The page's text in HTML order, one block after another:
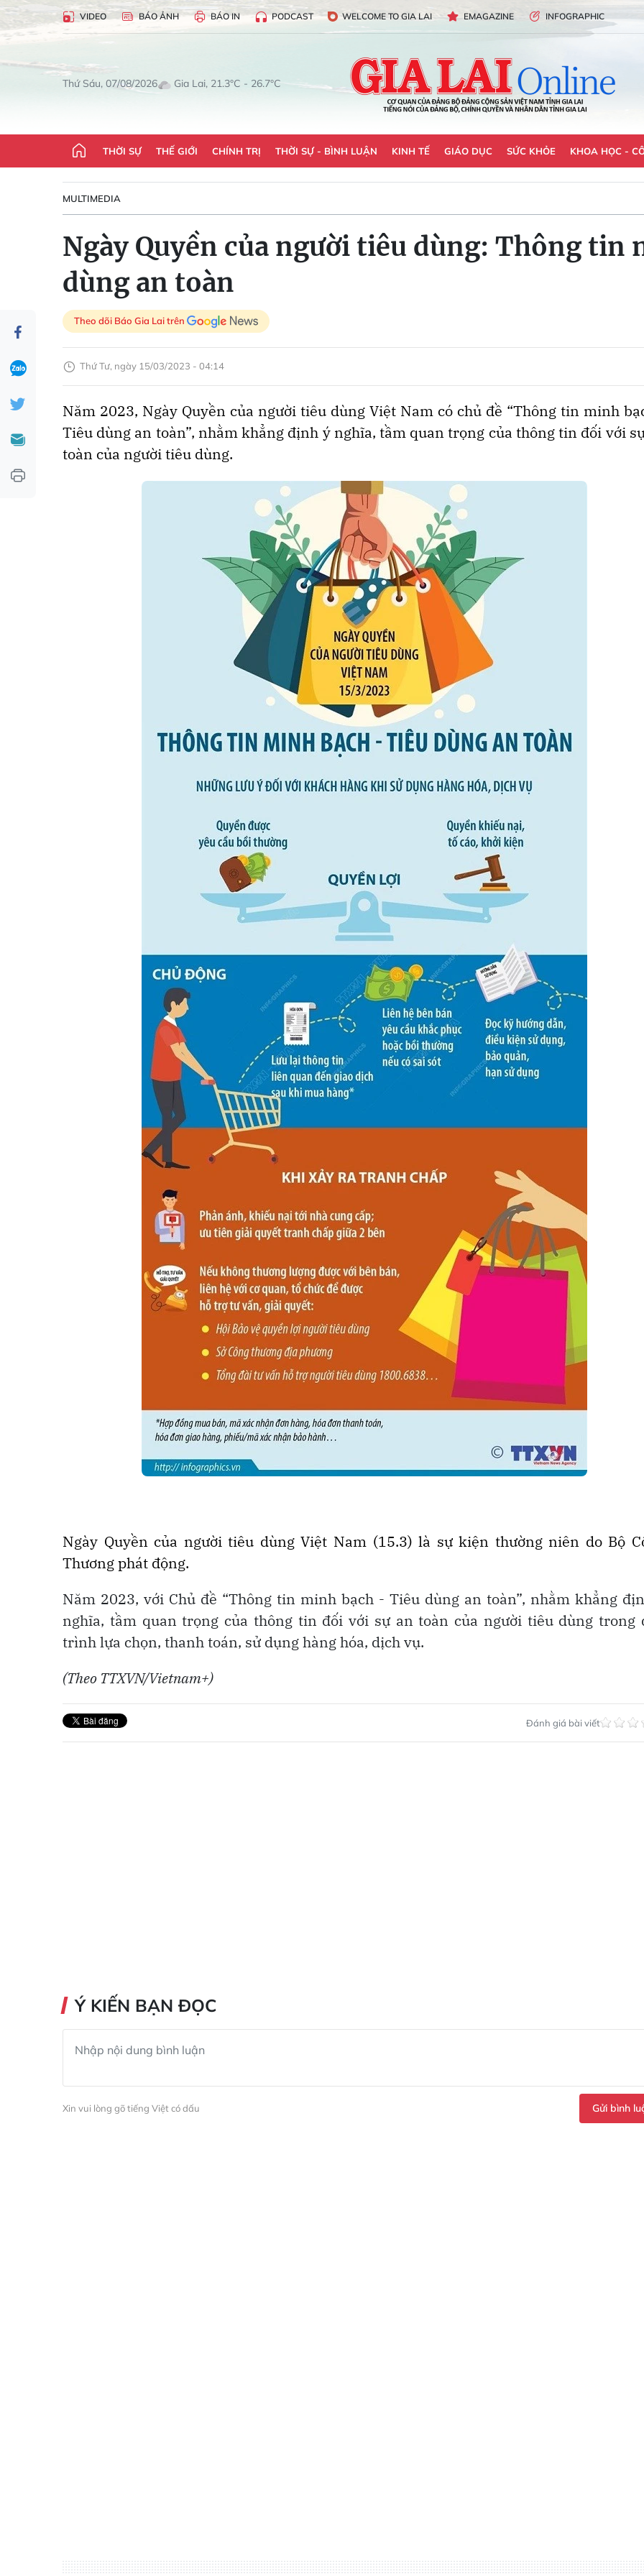
VIDEO BÁO ẢNH BÁO IN PODCAST WELCOME TO GIA LAI EMAGAZINE INFOGRAPHIC
Thứ Sáu, 07/08/2026 Gia Lai, 21.3°C - 26.7°C
THỜI SỰ THẾ GIỚI CHÍNH TRỊ THỜI SỰ - BÌNH LUẬN KINH TẾ GIÁO DỤC SỨC KHỎE KHOA HỌC -
MULTIMEDIA
Ngày Quyền của người tiêu dùng: Thông tin
dùng an toàn
Theo dõi Báo Gia Lai trên
Thứ Tư, ngày 15/03/2023 - 04:14
Năm 2023, Ngày Quyền của người tiêu dùng Việt Nam có chủ đề “Thông tin minh
Tiêu dùng an toàn”, nhằm khẳng định ý nghĩa, tầm quan trọng của thông tin đối với
toàn của người tiêu dùng.
Ngày Quyền của người tiêu dùng Việt Nam (15.3) là sự kiện thường niên do Bộ
Thương phát động.
Năm 2023, với Chủ đề “Thông tin minh bạch - Tiêu dùng an toàn”, nhằm khẳng
nghĩa, tầm quan trọng của thông tin đối với sự an toàn của người tiêu dùng trong
trình lựa chọn, thanh toán, sử dụng hàng hóa, dịch vụ.
(Theo TTXVN/Vietnam+)
Đánh giá bài viết
Ý KIẾN BẠN ĐỌC
Xin vui lòng gõ tiếng Việt có dấu Gửi bình